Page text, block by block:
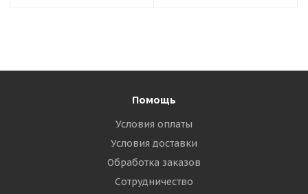
Помощь
Условия оплаты
Условия доставки
Обработка заказов
Сотрудничество